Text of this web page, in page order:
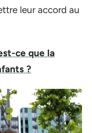
leur accord au
ce que la
?